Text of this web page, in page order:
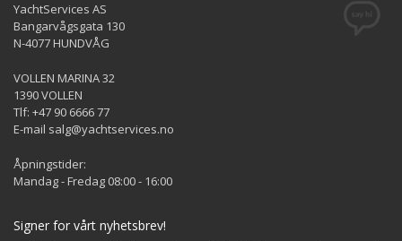
YachtServices AS
Bangarvågsgata 130
N-4077 HUNDVÅG
VOLLEN MARINA 32
1390 VOLLEN
Tlf: +47 90 6666 77
E-mail salg@yachtservices.no
Åpningstider:
Mandag - Fredag 08:00 - 16:00
Signer for vårt nyhetsbrev!